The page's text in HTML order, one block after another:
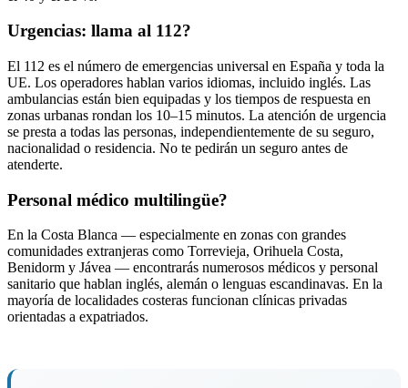
Urgencias: llama al 112?
El 112 es el número de emergencias universal en España y toda la
UE. Los operadores hablan varios idiomas, incluido inglés. Las
ambulancias están bien equipadas y los tiempos de respuesta en
zonas urbanas rondan los 10–15 minutos. La atención de urgencia
se presta a todas las personas, independientemente de su seguro,
nacionalidad o residencia. No te pedirán un seguro antes de
atenderte.
Personal médico multilingüe?
En la Costa Blanca — especialmente en zonas con grandes
comunidades extranjeras como Torrevieja, Orihuela Costa,
Benidorm y Jávea — encontrarás numerosos médicos y personal
sanitario que hablan inglés, alemán o lenguas escandinavas. En la
mayoría de localidades costeras funcionan clínicas privadas
orientadas a expatriados.